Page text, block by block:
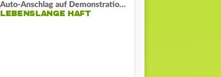
Auto-Anschlag auf Demonstration in München:
LEBENSLANGE HAFT